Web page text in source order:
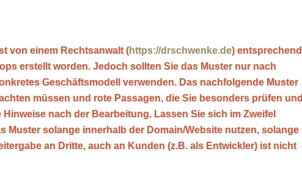
von einem Rechtsanwalt (https://drschwenke.de) entsprechend
erstellt worden. Jedoch sollten Sie das Muster nur nach
Geschäftsmodell verwenden. Das nachfolgende Muster
müssen und rote Passagen, die Sie besonders prüfen und
nach der Bearbeitung. Lassen Sie sich im Zweifel
Muster solange innerhalb der Domain/Website nutzen, solange
an Dritte, auch an Kunden (z.B. als Entwickler) ist nicht